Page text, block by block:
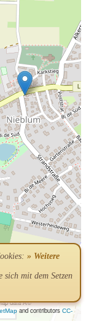
» Weitere
sich mit dem Setzen